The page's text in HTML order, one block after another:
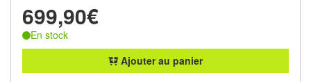
699,90€
En stock
Ajouter au panier